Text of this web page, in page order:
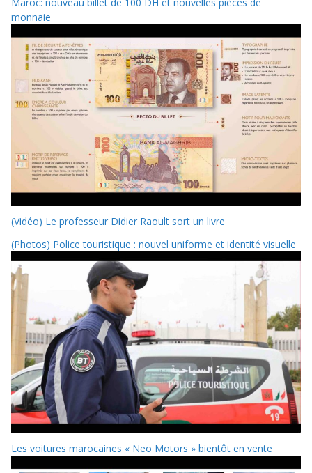
monnaie
(Vidéo) Le professeur Didier Raoult sort un livre
(Photos) Police touristique : nouvel uniforme et identité visuelle
Les voitures marocaines « Neo Motors » bientôt en vente